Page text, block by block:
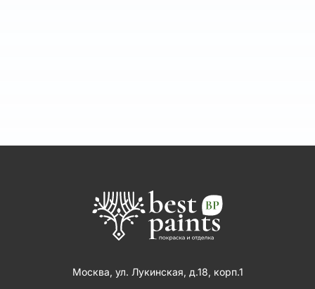
Москва, ул. Лукинская, д.18, корп.1